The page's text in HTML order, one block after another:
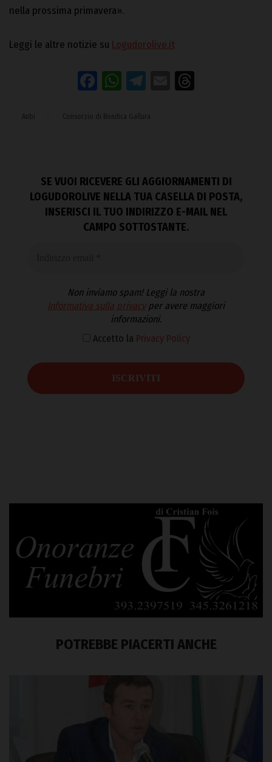
nella prossima primavera».
Leggi le altre notizie su Logudorolive.it
Facebook
WhatsApp
Telegram
Email
Anbi Consorzio di Bonifica Gallura
SE VUOI RICEVERE GLI AGGIORNAMENTI DI
LOGUDOROLIVE NELLA TUA CASELLA DI POSTA,
INSERISCI IL TUO INDIRIZZO E-MAIL NEL
CAMPO SOTTOSTANTE.
Non inviamo spam! Leggi la nostra
Informativa sulla privacyper avere maggiori
informazioni.
Accetto la Privacy Policy
POTREBBE PIACERTI ANCHE